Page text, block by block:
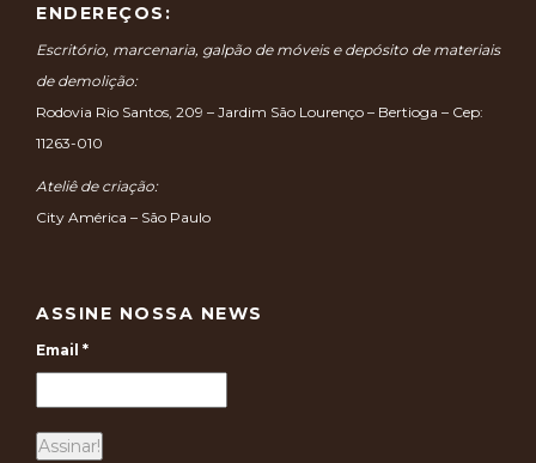
ENDEREÇOS:
Escritório, marcenaria, galpão de móveis e depósito de materiais
de demolição:
Rodovia Rio Santos, 209 – Jardim São Lourenço – Bertioga – Cep:
11263-010
Ateliê de criação:
City América – São Paulo
ASSINE NOSSA NEWS
Email *